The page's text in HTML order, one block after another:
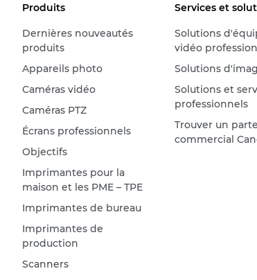
Produits
Dernières nouveautés
produits
Appareils photo
Caméras vidéo
Caméras PTZ
Écrans professionnels
Objectifs
Imprimantes pour la
maison et les PME – TPE
Imprimantes de bureau
Imprimantes de
production
Scanners
Services et
Solutions
vidéo
Solutions
Solutions et
professionnels
Trouver un
commercial